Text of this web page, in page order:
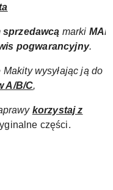
marki
pogwarancyjny.
wysyłając ją do
A/B/C,
korzystaj z
części.